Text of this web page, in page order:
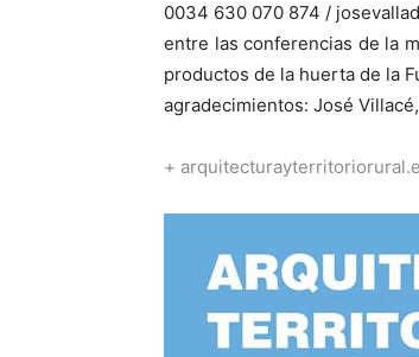
0034 630 070 874 /
entre las conferencias de la
productos de la huerta de la
agradecimientos: José
+